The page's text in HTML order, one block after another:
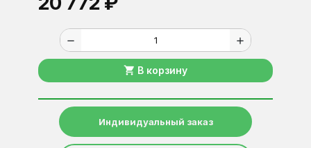
remove add
shopping_cart В корзину
Индивидуальный заказ